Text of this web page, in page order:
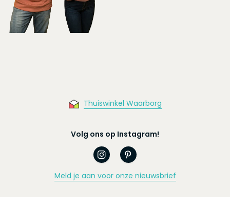
Thuiswinkel Waarborg
Volg ons op Instagram!
Meld je aan voor onze nieuwsbrief